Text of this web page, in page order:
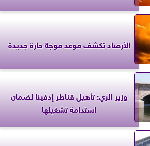
الأرصاد تكشف موعد موجة حارة جديدة
وزير الري: تأهيل قناطر إدفينا لضمان
استدامة تشغيلها